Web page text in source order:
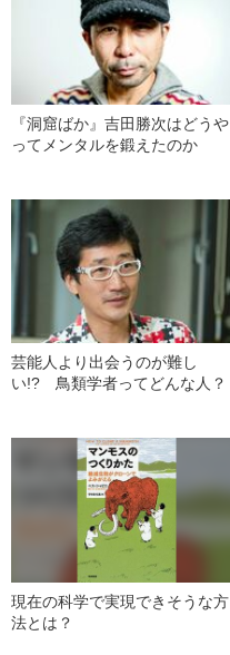
『洞窟ばか』吉田勝次はどうや
ってメンタルを鍛えたのか
芸能人より出会うのが難し
い!? 鳥類学者ってどんな人？
現在の科学で実現できそうな方
法とは？